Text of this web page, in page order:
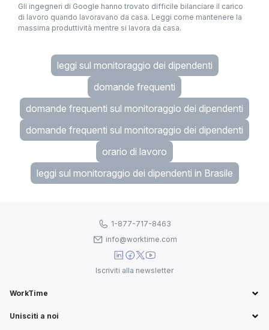
Gli ingegneri di Google hanno trovato difficile bilanciare il carico
di lavoro quando lavoravano da casa. Leggi come mantenere la
massima produttività mentre si lavora da casa.
leggi sul monitoraggio dei dipendenti
domande frequenti
domande frequenti sul monitoraggio dei dipendenti
domande frequenti sul monitoraggio dei dipendenti
orario di lavoro
leggi sul monitoraggio dei dipendenti in Brasile
WorkTime
Unisciti a noi
1-877-717-8463
info@worktime.com
Iscriviti alla newsletter